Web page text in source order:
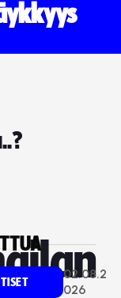
02.08.2
026